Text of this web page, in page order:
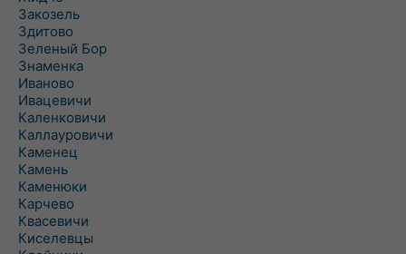
Закозель
Здитово
Зеленый Бор
Знаменка
Иваново
Ивацевичи
Каленковичи
Каллауровичи
Каменец
Камень
Каменюки
Карчево
Квасевичи
Киселевцы